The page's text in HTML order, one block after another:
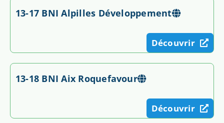
13-17 BNI Alpilles Développement
Découvrir
13-18 BNI Aix Roquefavour
Découvrir